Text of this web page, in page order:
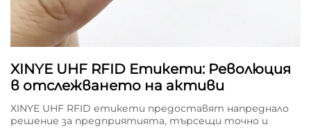
XINYE UHF RFID Етикети: Революция
в отслежването на активи
XINYE UHF RFID етикети предоставят напреднало
решение за предприятията, търсещи точно и